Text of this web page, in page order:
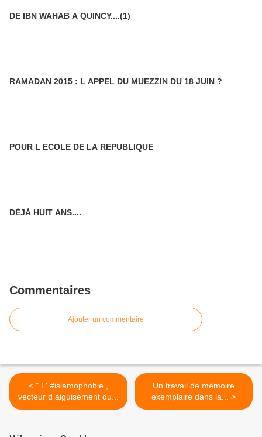
DE IBN WAHAB A QUINCY....(1)
RAMADAN 2015 : L APPEL DU MUEZZIN DU 18 JUIN ?
POUR L ECOLE DE LA REPUBLIQUE
DÉJÀ HUIT ANS....
Commentaires
Ajouter un commentaire
< " L' #islamophobie ,
vecteur d aiguisement du...
Un travail de mémoire
exemplaire dans la... >